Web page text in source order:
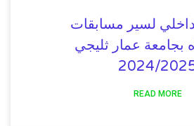
لسير مسابقات
بجامعة عمار ثليجي
2024/
READ MORE